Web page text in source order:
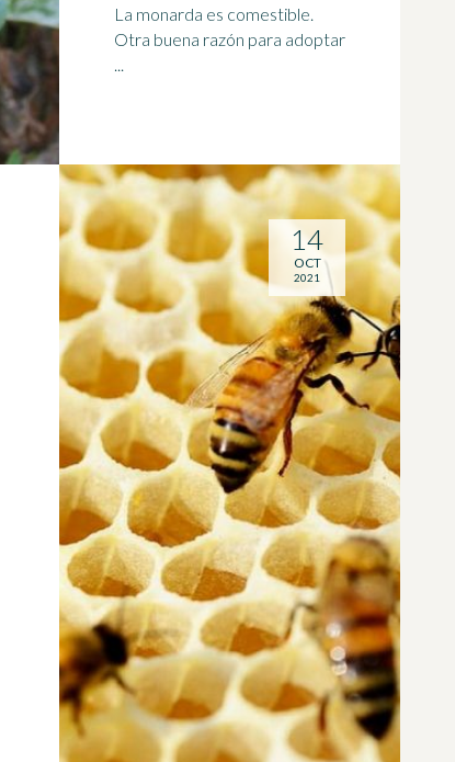
La monarda es comestible.
Otra buena razón para adoptar
...
14
OCT
2021